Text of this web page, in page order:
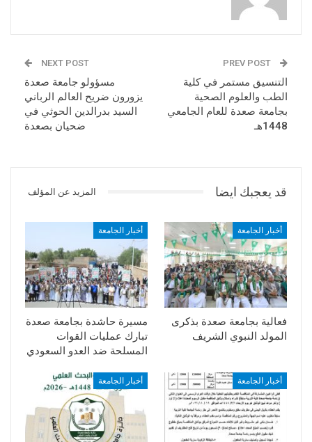
التنسيق مستمر في كلية
الطب والعلوم الصحية
بجامعة صعدة للعام الجامعي
1448هـ
NEXT POST
مسؤولو جامعة صعدة
يزورون ضريح العالم الرباني
السيد بدرالدين الحوثي في
ضحيان بصعدة
قد يعجبك ايضا المزيد عن المؤلف
أخبار الجامعة
فعالية بجامعة صعدة بذكرى
المولد النبوي الشريف
أخبار الجامعة
مسيرة حاشدة بجامعة صعدة
تبارك عمليات القوات
المسلحة ضد العدو السعودي
أخبار الجامعة أخبار الجامعة